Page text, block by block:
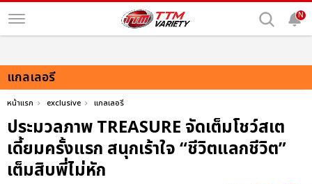
N
แกลเลอรี
หน้าแรก exclusive แกลเลอรี
ประมวลภาพ TREASURE จัดเต็มโชว์สเต
เดี้ยมครั้งแรก สนุกเร้าใจ “ชีวิตแลกชีวิต”
เต็มสิบพี่ไม่หัก